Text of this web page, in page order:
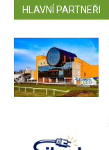
HLAVNÍ PARTNEŘI